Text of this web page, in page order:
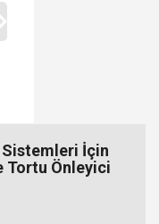
Sistemleri İçin
Tortu Önleyici